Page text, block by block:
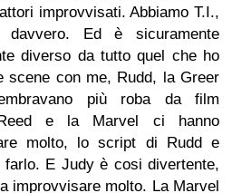
improvvisati. Abbiamo T.I.,
Ed è sicuramente
diverso da tutto quel che ho
scene con me, Rudd, la Greer
più roba da film
Reed e la Marvel ci hanno
molto, lo script di Rudd e
E Judy è cosi divertente,
improvvisare molto. La Marvel